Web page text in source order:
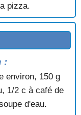
pizza.
:
environ, 150 g
1/2 c à café de
d'eau.